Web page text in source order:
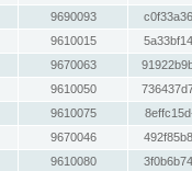
9690093
9610015
9670063
9610050
9610075
9670046
9610080